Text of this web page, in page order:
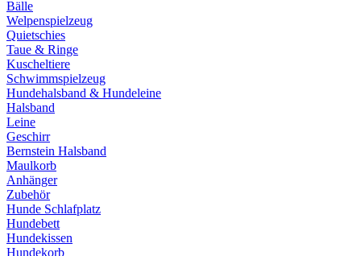
Bälle
Welpenspielzeug
Quietschies
Taue & Ringe
Kuscheltiere
Schwimmspielzeug
Hundehalsband & Hundeleine
Halsband
Leine
Geschirr
Bernstein Halsband
Maulkorb
Anhänger
Zubehör
Hunde Schlafplatz
Hundebett
Hundekissen
Hundekorb